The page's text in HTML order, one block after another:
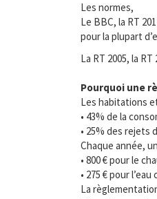
Les normes,
Le BBC, la RT
pour la plupart
La RT 2005, la
Pourquoi une
Les habitations
• 43% de la
• 25% des rejets
Chaque année,
• 800 € pour le
• 275 € pour l’eau
La